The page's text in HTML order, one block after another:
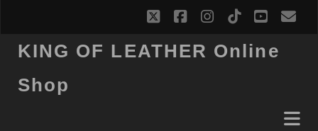
twitterfacebookinstagram
tiktok
KING OF LEATHER Online
Shop